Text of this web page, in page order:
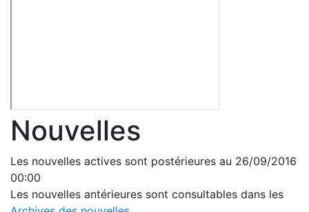
Nouvelles
Les nouvelles actives sont postérieures au 26/09/2016
00:00
Les nouvelles antérieures sont consultables dans les